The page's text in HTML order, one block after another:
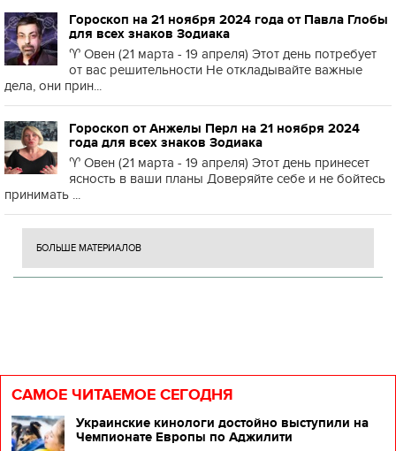
Гороскоп на 21 ноября 2024 года от Павла Глобы
для всех знаков Зодиака
♈️ Овен (21 марта - 19 апреля) Этот день потребует
от вас решительности Не откладывайте важные
дела, они прин...
Гороскоп от Анжелы Перл на 21 ноября 2024
года для всех знаков Зодиака
♈️ Овен (21 марта - 19 апреля) Этот день принесет
ясность в ваши планы Доверяйте себе и не бойтесь
принимать ...
БОЛЬШЕ МАТЕРИАЛОВ
САМОЕ ЧИТАЕМОЕ СЕГОДНЯ
Украинские кинологи достойно выступили на
Чемпионате Европы по Аджилити